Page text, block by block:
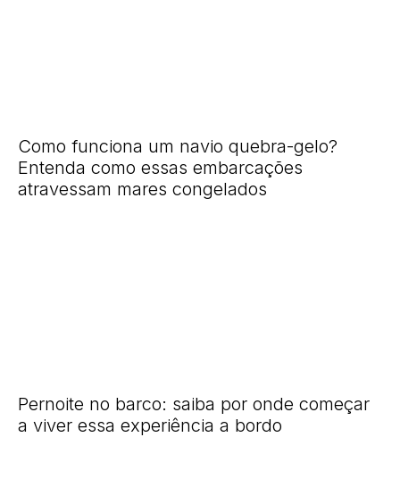
Como funciona um navio quebra-gelo?
Entenda como essas embarcações
atravessam mares congelados
Pernoite no barco: saiba por onde começar
a viver essa experiência a bordo